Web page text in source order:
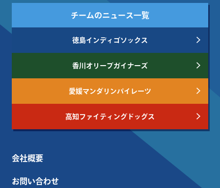
チームのニュース一覧
徳島インディゴソックス
香川オリーブガイナーズ
愛媛マンダリンパイレーツ
高知ファイティングドッグス
会社概要
お問い合わせ